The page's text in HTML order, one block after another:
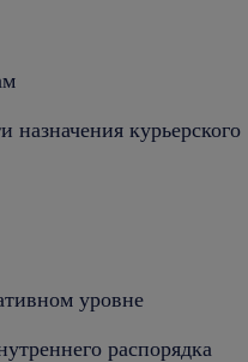
назначения курьерского
уровне
распорядка